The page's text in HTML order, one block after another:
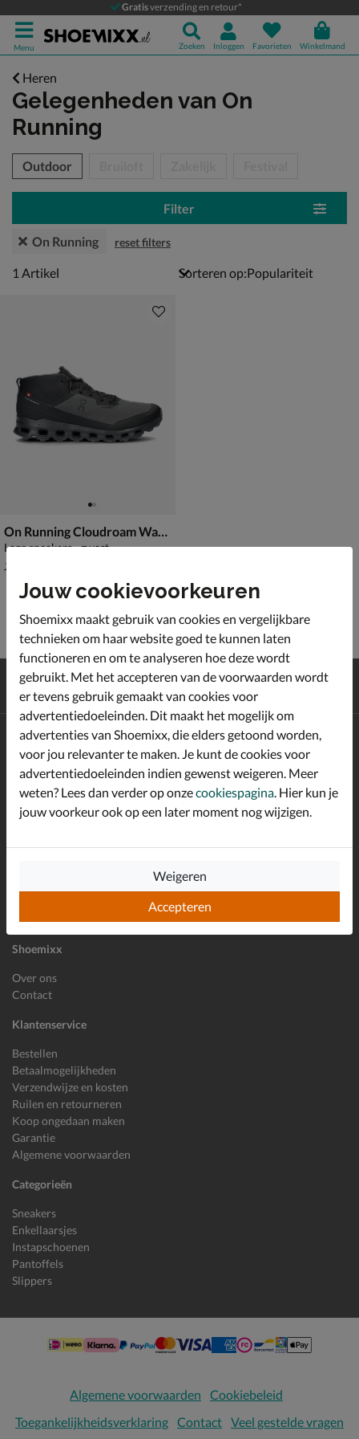
Gratisverzending en retour*
Menu Zoeken Inloggen Favorieten Winkelmand
Heren
Gelegenheden van On
Running
over
Outdoor
Filter
On Running reset filters
1 artikel
1 Artikel Sorteren op:
On Running Cloudroam Waterproof
Lage sneakers - zwart
van € 199,99 voor € 139,99
199
Gratisverzending en retour*
Achterafbetalen
Shoemixx
Over ons
Contact
Klantenservice
Bestellen
Betaalmogelijkheden
Verzendwijze en kosten
Ruilen en retourneren
Koop ongedaan maken
Garantie
Algemene voorwaarden
Categorieën
Sneakers
Enkellaarsjes
Instapschoenen
Pantoffels
Slippers
Altijd op de hoogte zijn?
Schrijf je in voor de Shoemixx nieuwsbrief en ontvang €10,-
welkomstkorting!
Inschrijven
Algemene voorwaarden
Cookiebeleid
Toegankelijkheidsverklaring Contact Veel gestelde vragen
Jouw cookievoorkeuren
Shoemixx maakt gebruik van cookies en vergelijkbare
technieken om haar website goed te kunnen laten
functioneren en om te analyseren hoe deze wordt
gebruikt. Met het accepteren van de voorwaarden wordt
er tevens gebruik gemaakt van cookies voor
advertentiedoeleinden. Dit maakt het mogelijk om
advertenties van Shoemixx, die elders getoond worden,
voor jou relevanter te maken. Je kunt de cookies voor
advertentiedoeleinden indien gewenst weigeren. Meer
weten? Lees dan verder op onzecookiespagina. Hier kun je
jouw voorkeur ook op een later moment nog wijzigen.
Accepteren
Weigeren